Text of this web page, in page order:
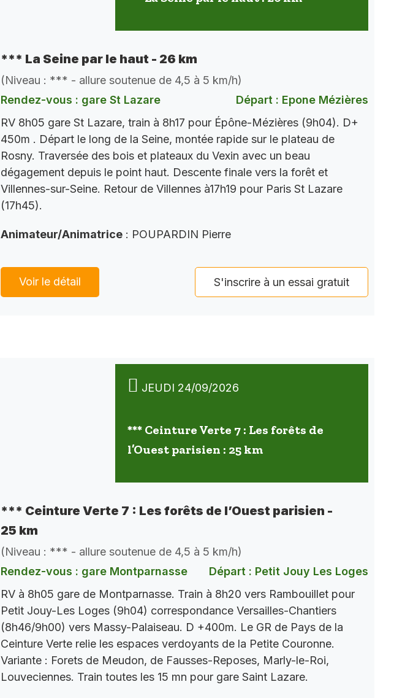
*** La Seine par le haut - 26 km
(Niveau : *** - allure soutenue de 4,5 à 5 km/h)
Rendez-vous : gare St Lazare
Départ : Epone Mézières
RV 8h05 gare St Lazare, train à 8h17 pour Épône-Mézières (9h04). D+
450m . Départ le long de la Seine, montée rapide sur le plateau de
Rosny. Traversée des bois et plateaux du Vexin avec un beau
dégagement depuis le point haut. Descente finale vers la forêt et
Villennes-sur-Seine. Retour de Villennes à17h19 pour Paris St Lazare
(17h45).
Animateur/Animatrice : POUPARDIN Pierre
Voir le détail S'inscrire à un essai gratuit
JEUDI 24/09/2026
*** Ceinture Verte 7 : Les forêts de
l’Ouest parisien : 25 km
*** Ceinture Verte 7 : Les forêts de l’Ouest parisien -
25 km
(Niveau : *** - allure soutenue de 4,5 à 5 km/h)
Rendez-vous : gare Montparnasse
Départ : Petit Jouy Les Loges
RV à 8h05 gare de Montparnasse. Train à 8h20 vers Rambouillet pour
Petit Jouy-Les Loges (9h04) correspondance Versailles-Chantiers
(8h46/9h00) vers Massy-Palaiseau. D +400m. Le GR de Pays de la
Ceinture Verte relie les espaces verdoyants de la Petite Couronne.
Variante : Forets de Meudon, de Fausses-Reposes, Marly-le-Roi,
Louveciennes. Train toutes les 15 mn pour gare Saint Lazare.